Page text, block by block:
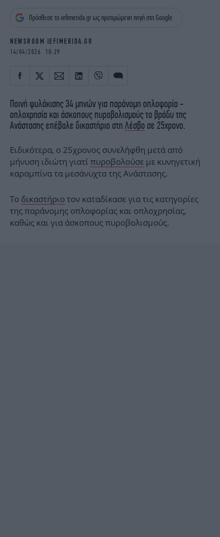
OSCARS
THE OCEAN
Πρόσθεσε το iefimerida.gr ως προτιμώμενη πηγή στη Google
NEWSROOM IEFIMERIDA.GR
14/04/2026 10:29
Ποινή φυλάκισης 34 μηνών για παράνομη οπλοφορία -
οπλοχρησία και άσκοπους πυροβολισμούς το βράδυ της
Ανάστασης επέβαλε δικαστήριο στη Λέσβο σε 25χρονο.
Ειδικότερα, ο 25χρονος συνελήφθη μετά από
μήνυση ιδιώτη γιατίπυροβολούσε με κυνηγετική
καραμπίνα τα μεσάνυχτα της Ανάστασης.
Το δικαστήριο τον καταδίκασε για τις κατηγορίες
της παράνομης οπλοφορίας και οπλοχρησίας,
καθώς και για άσκοπους πυροβολισμούς.